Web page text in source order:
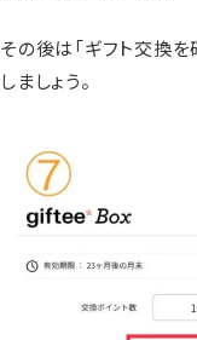
その後は「ギフト交換を
しましょう。